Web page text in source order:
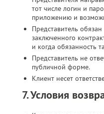
тот числе логин и
приложению и
Представитель
заключенного
и когда обязанность
Представитель не
публичной форме.
Клиент несет
7. Условия